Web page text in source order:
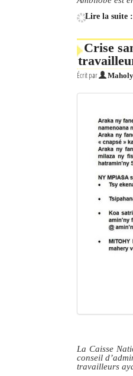
Lire la suite :
Crise
Écrit par Maholy
La Caisse
conseil
travailleurs